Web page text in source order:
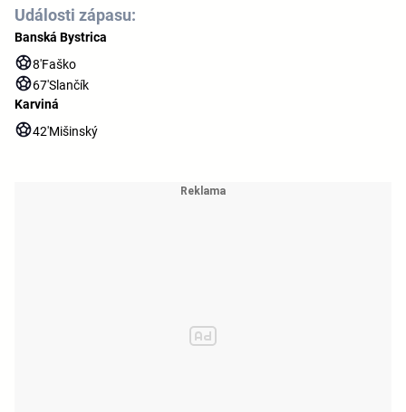
Události zápasu:
Banská Bystrica
8'Faško
67'Slančík
Karviná
42'Mišinský